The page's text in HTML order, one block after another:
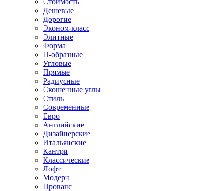
Стоимость
Дешевые
Дорогие
Эконом-класс
Элитные
Форма
П-образные
Угловые
Прямые
Радиусные
Скошенные углы
Стиль
Современные
Евро
Английские
Дизайнерские
Итальянские
Кантри
Классические
Лофт
Модерн
Прованс